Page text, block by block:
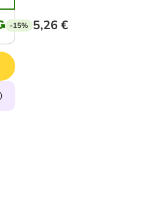
-15% 5,26 €